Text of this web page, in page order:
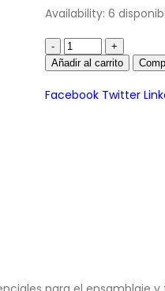
Availability: 6
-
+
Añadir al carrito
Facebook Twitter